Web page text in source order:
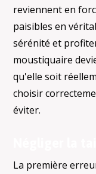
reviennent en
paisibles en
sérénité et
moustiquaire
qu'elle soit
choisir
éviter.
La première